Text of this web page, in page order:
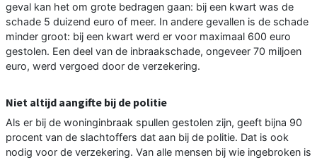
geval kan het om grote bedragen gaan: bij een kwart was de
schade 5 duizend euro of meer. In andere gevallen is de schade
minder groot: bij een kwart werd er voor maximaal 600 euro
gestolen. Een deel van de inbraakschade, ongeveer 70 miljoen
euro, werd vergoed door de verzekering.
Niet altijd aangifte bij de politie
Als er bij de woninginbraak spullen gestolen zijn, geeft bijna 90
procent van de slachtoffers dat aan bij de politie. Dat is ook
nodig voor de verzekering. Van alle mensen bij wie ingebroken is